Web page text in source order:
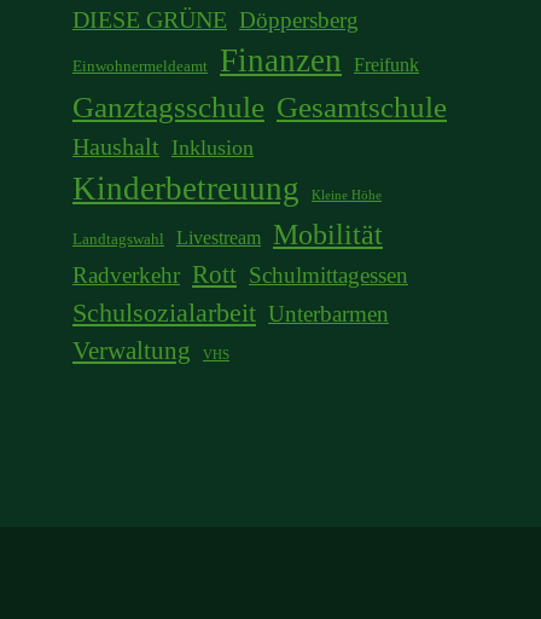
DIESE GRÜNE Döppersberg
Einwohnermeldeamt Finanzen Freifunk
Ganztagsschule Gesamtschule
Haushalt Inklusion
Kinderbetreuung Kleine Höhe
Landtagswahl Livestream Mobilität
Radverkehr Rott Schulmittagessen
Schulsozialarbeit Unterbarmen
Verwaltung VHS